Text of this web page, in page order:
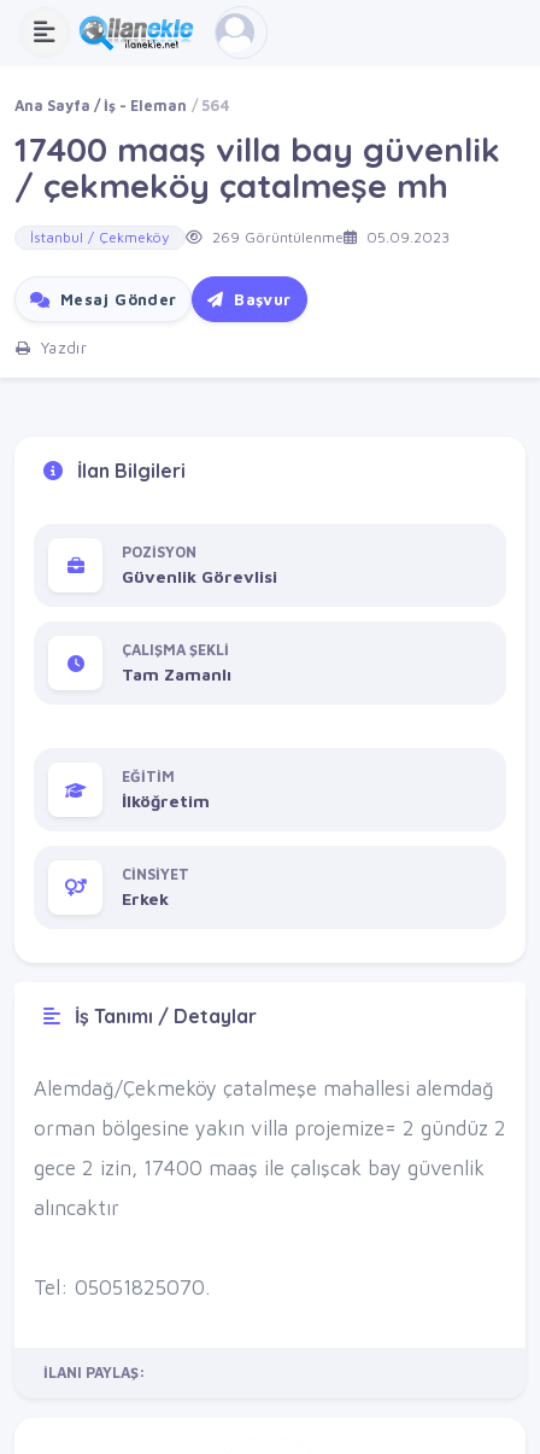
Ana Sayfa İş - Eleman 564
17400 maaş villa bay güvenlik
/ çekmeköy çatalmeşe mh
İstanbul / Çekmeköy 269 Görüntülenme 05.09.2023
Mesaj Gönder Başvur
Yazdır
İlan Bilgileri
POZİSYON
Güvenlik Görevlisi
ÇALIŞMA ŞEKLİ
Tam Zamanlı
EĞİTİM
İlköğretim
CİNSİYET
Erkek
İş Tanımı / Detaylar
Alemdağ/Çekmeköy çatalmeşe mahallesi alemdağ
orman bölgesine yakın villa projemize= 2 gündüz 2
gece 2 izin, 17400 maaş ile çalışcak bay güvenlik
alıncaktır
Tel: 05051825070.
İLANI PAYLAŞ: